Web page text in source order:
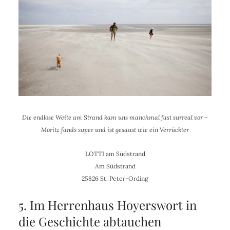
Die endlose Weite am Strand kam uns manchmal fast surreal vor –
Moritz fands super und ist gesaust wie ein Verrückter
LOTTI am Südstrand
Am Südstrand
25826 St. Peter-Ording
5. Im Herrenhaus Hoyerswort in
die Geschichte abtauchen